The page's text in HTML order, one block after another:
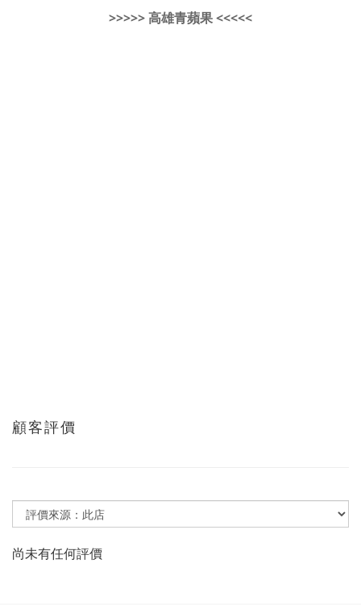
>>>>> 高雄青蘋果 <<<<<
顧客評價
尚未有任何評價